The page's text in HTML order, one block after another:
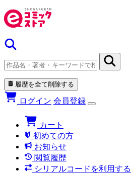
履歴を全て削除する
ログイン 会員登録
カート
初めての方
お知らせ
閲覧履歴
シリアルコードを利用する